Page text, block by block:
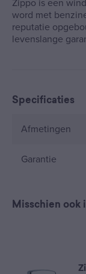
Zippo is een
word met
reputatie
levenslange
Specificaties
Afmetingen
Garantie
Misschien ook